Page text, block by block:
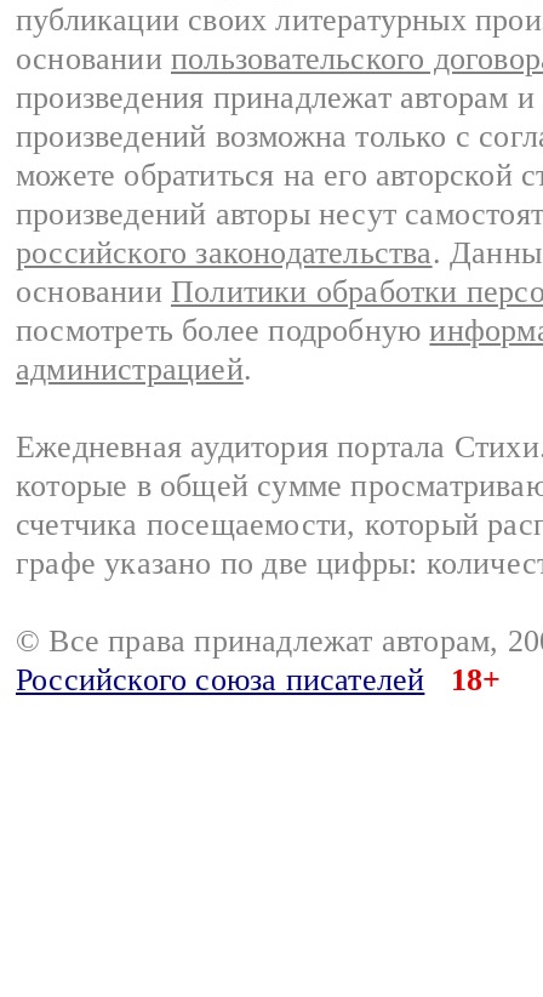
публикации своих литературных
основании пользовательского
произведения принадлежат авторам
произведений возможна только с
можете обратиться на его авторской
произведений авторы несут
российского законодательства.
основании Политики обработки
посмотреть более подробную
администрацией.
Ежедневная аудитория портала
которые в общей сумме
счетчика посещаемости, который
графе указано по две цифры:
© Все права принадлежат авторам,
Российского союза писателей
18+